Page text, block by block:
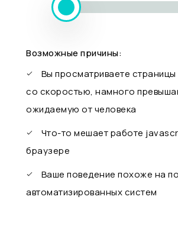
Возможные причины:
Вы просматриваете страницы
со скоростью, намного
ожидаемую от человека
Что-то мешает работе
браузере
Ваше поведение похоже на
автоматизированных систем